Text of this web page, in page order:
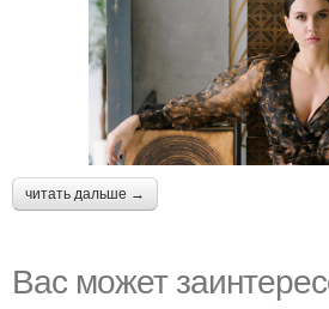
читать дальше →
Вас может